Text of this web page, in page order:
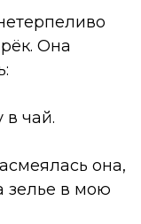
Она
чай.
она,
зелье в мою